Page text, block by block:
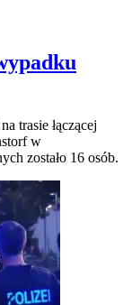
trasie łączącej
w
zostało 16 osób.